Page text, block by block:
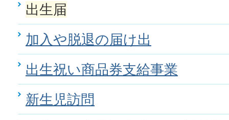
出生届
加入や脱退の届け出
出生祝い商品券支給事業
新生児訪問